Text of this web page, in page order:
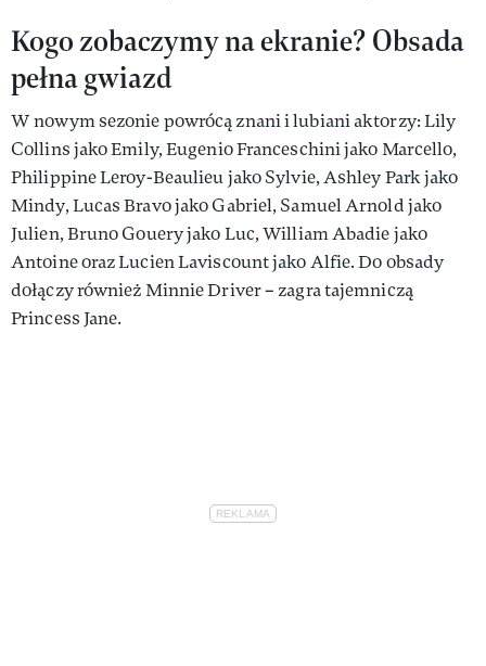
Kogo zobaczymy na ekranie? Obsada
pełna gwiazd
W nowym sezonie powrócą znani i lubiani aktorzy: Lily
Collins jako Emily, Eugenio Franceschini jako Marcello,
Philippine Leroy-Beaulieu jako Sylvie, Ashley Park jako
Mindy, Lucas Bravo jako Gabriel, Samuel Arnold jako
Julien, Bruno Gouery jako Luc, William Abadie jako
Antoine oraz Lucien Laviscount jako Alfie. Do obsady
dołączy również Minnie Driver – zagra tajemniczą
Princess Jane.